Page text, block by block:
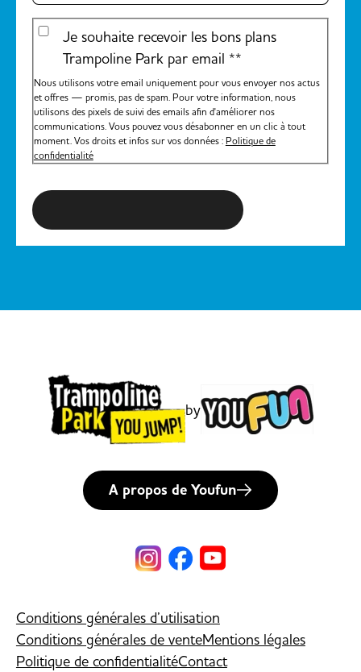
Je souhaite recevoir les bons plans
Trampoline Park par email **
Nous utilisons votre email uniquement pour vous envoyer nos actus
et offres — promis, pas de spam. Pour votre information, nous
utilisons des pixels de suivi des emails afin d'améliorer nos
communications. Vous pouvez vous désabonner en un clic à tout
moment. Vos droits et infos sur vos données : Politique de
confidentialité
by
A propos de Youfun
Conditions générales d’utilisation
Conditions générales de venteMentions légales
Politique de confidentialitéContact